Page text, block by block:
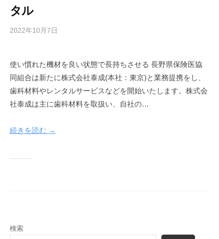
タル
2022年10月7日
u
n
a
k
使い慣れた機材を良い状態で長持ちさせる 長野県保険医協
同組合は新たに株式会社泰成(本社：東京)と業務提携をし、
歯科材料やレンタルサービスなどを開始いたします。株式会
社泰成は主に歯科材料を取扱い、自社の…
続きを読む →
検索